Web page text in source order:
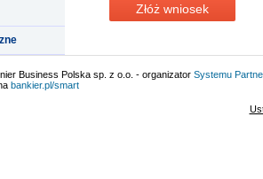
Złóż wniosek
Business Polska sp. z o.o. - organizator Systemu
bankier.pl/smart